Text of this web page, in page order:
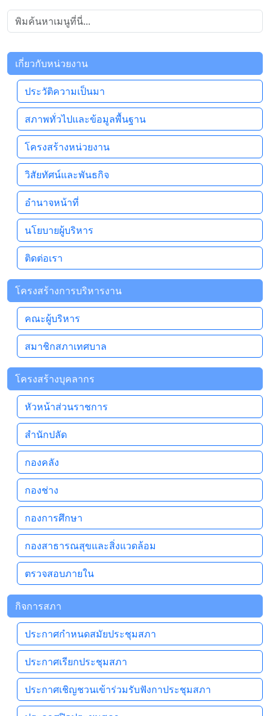
เกี่ยวกับหน่วยงาน
ประวัติความเป็นมา
สภาพทั่วไปและข้อมูลพื้นฐาน
โครงสร้างหน่วยงาน
วิสัยทัศน์และพันธกิจ
อำนาจหน้าที่
นโยบายผู้บริหาร
ติดต่อเรา
โครงสร้างการบริหารงาน
คณะผู้บริหาร
สมาชิกสภาเทศบาล
โครงสร้างบุคลากร
หัวหน้าส่วนราชการ
สำนักปลัด
กองคลัง
กองช่าง
กองการศึกษา
กองสาธารณสุขและสิ่งแวดล้อม
ตรวจสอบภายใน
กิจการสภา
ประกาศกำหนดสมัยประชุมสภา
ประกาศเรียกประชุมสภา
ประกาศเชิญชวนเข้าร่วมรับฟังกาประชุมสภา